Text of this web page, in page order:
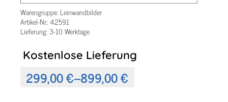
Warengruppe: Leinwandbilder
Artikel-Nr.: 42591
Lieferung: 3-10 Werktage
Kostenlose Lieferung
299,00€–899,00€
Preisspanne: